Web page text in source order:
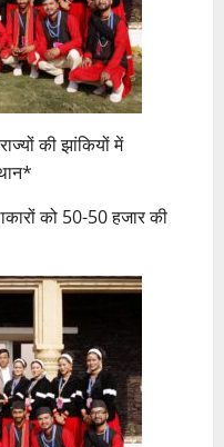
की झांकियों में
को 50-50 हजार की